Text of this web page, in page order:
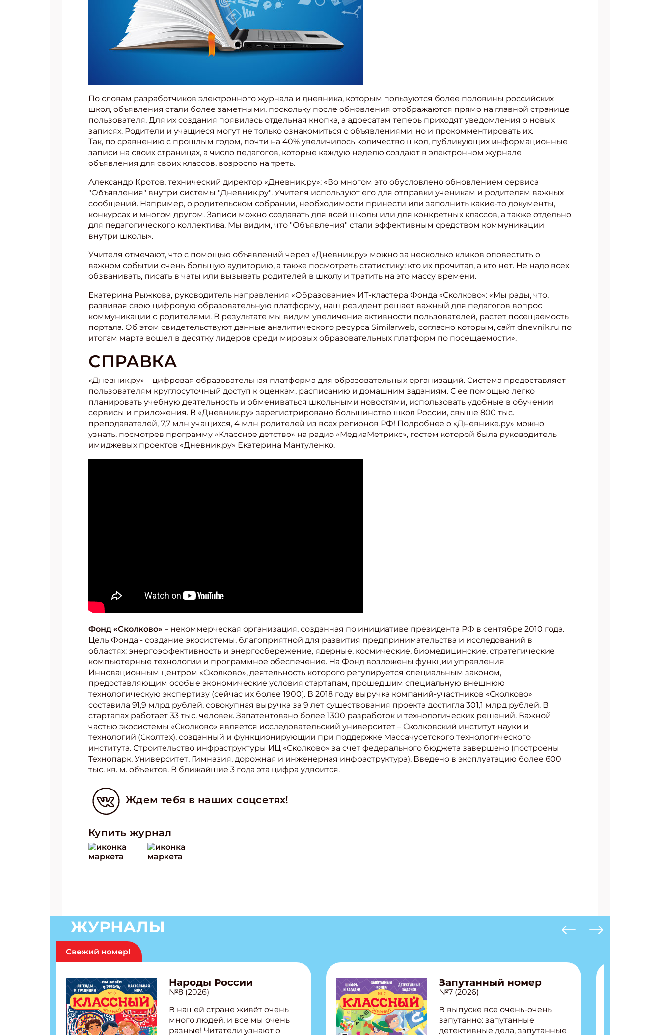
По словам разработчиков электронного журнала и дневника, которым пользуются более половины российских
школ, объявления стали более заметными, поскольку после обновления отображаются прямо на главной странице
пользователя. Для их создания появилась отдельная кнопка, а адресатам теперь приходят уведомления о новых
записях. Родители и учащиеся могут не только ознакомиться с объявлениями, но и прокомментировать их.
Так, по сравнению с прошлым годом, почти на 40% увеличилось количество школ, публикующих информационные
записи на своих страницах, а число педагогов, которые каждую неделю создают в электронном журнале
объявления для своих классов, возросло на треть.
Александр Кротов, технический директор «Дневник.ру»: «Во многом это обусловлено обновлением сервиса
"Объявления" внутри системы "Дневник.ру". Учителя используют его для отправки ученикам и родителям важных
сообщений. Например, о родительском собрании, необходимости принести или заполнить какие-то документы,
конкурсах и многом другом. Записи можно создавать для всей школы или для конкретных классов, а также отдельно
для педагогического коллектива. Мы видим, что "Объявления" стали эффективным средством коммуникации
внутри школы».
Учителя отмечают, что с помощью объявлений через «Дневник.ру» можно за несколько кликов оповестить о
важном событии очень большую аудиторию, а также посмотреть статистику: кто их прочитал, а кто нет. Не надо всех
обзванивать, писать в чаты или вызывать родителей в школу и тратить на это массу времени.
Екатерина Рыжкова, руководитель направления «Образование» ИТ-кластера Фонда «Сколково»: «Мы рады, что,
развивая свою цифровую образовательную платформу, наш резидент решает важный для педагогов вопрос
коммуникации с родителями. В результате мы видим увеличение активности пользователей, растет посещаемость
портала. Об этом свидетельствуют данные аналитического ресурса Similarweb, согласно которым, сайт dnevnik.ru по
итогам марта вошел в десятку лидеров среди мировых образовательных платформ по посещаемости».
СПРАВКА
«Дневник.ру» – цифровая образовательная платформа для образовательных организаций. Система предоставляет
пользователям круглосуточный доступ к оценкам, расписанию и домашним заданиям. С ее помощью легко
планировать учебную деятельность и обмениваться школьными новостями, использовать удобные в обучении
сервисы и приложения. В «Дневник.ру» зарегистрировано большинство школ России, свыше 800 тыс.
преподавателей, 7,7 млн учащихся, 4 млн родителей из всех регионов РФ! Подробнее о «Дневнике.ру» можно
узнать, посмотрев программу «Классное детство» на радио «МедиаМетрикс», гостем которой была руководитель
имиджевых проектов «Дневник.ру» Екатерина Мантуленко.
Фонд «Сколково» – некоммерческая организация, созданная по инициативе президента РФ в сентябре 2010 года.
Цель Фонда - создание экосистемы, благоприятной для развития предпринимательства и исследований в
областях: энергоэффективность и энергосбережение, ядерные, космические, биомедицинские, стратегические
компьютерные технологии и программное обеспечение. На Фонд возложены функции управления
Инновационным центром «Сколково», деятельность которого регулируется специальным законом,
предоставляющим особые экономические условия стартапам, прошедшим специальную внешнюю
технологическую экспертизу (сейчас их более 1900). В 2018 году выручка компаний-участников «Сколково»
составила 91,9 млрд рублей, совокупная выручка за 9 лет существования проекта достигла 301,1 млрд рублей. В
стартапах работает 33 тыс. человек. Запатентовано более 1300 разработок и технологических решений. Важной
частью экосистемы «Сколково» является исследовательский университет – Сколковский институт науки и
технологий (Сколтех), созданный и функционирующий при поддержке Массачусетского технологического
института. Строительство инфраструктуры ИЦ «Сколково» за счет федерального бюджета завершено (построены
Технопарк, Университет, Гимназия, дорожная и инженерная инфраструктура). Введено в эксплуатацию более 600
тыс. кв. м. объектов. В ближайшие 3 года эта цифра удвоится.
Ждем тебя в наших соцсетях!
Купить журнал
ЖУРНАЛЫ
Свежий номер!
Народы России
№8 (2026)
В нашей стране живёт очень
много людей, и все мы очень
разные! Читатели узнают о
Запутанный номер
№7 (2026)
В выпуске все очень-очень
запутанно: запутанные
детективные дела, запутанные
Укажите Ваш Email